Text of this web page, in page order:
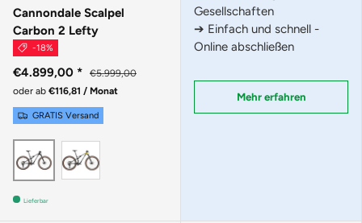
Cannondale Scalpel
Carbon 2 Lefty
-18%
€4.899,00 *
€5.999,00
oder ab €116,81 / Monat
GRATIS Versand
Smoke Black
Lieferbar
Gesellschaften
➔ Einfach und schnell -
Online abschließen
Mehr erfahren